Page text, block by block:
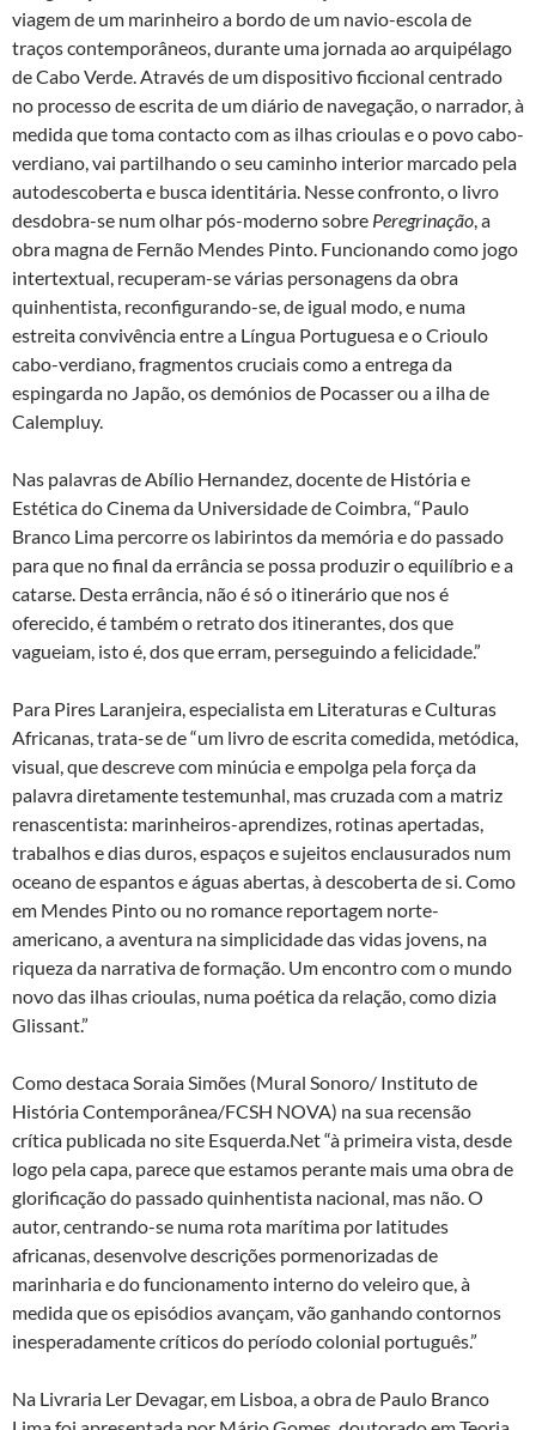
viagem de um marinheiro a bordo de um navio-escola de
traços contemporâneos, durante uma jornada ao arquipélago
de Cabo Verde. Através de um dispositivo ficcional centrado
no processo de escrita de um diário de navegação, o narrador, à
medida que toma contacto com as ilhas crioulas e o povo cabo-
verdiano, vai partilhando o seu caminho interior marcado pela
autodescoberta e busca identitária. Nesse confronto, o livro
desdobra-se num olhar pós-moderno sobre Peregrinação, a
obra magna de Fernão Mendes Pinto. Funcionando como jogo
intertextual, recuperam-se várias personagens da obra
quinhentista, reconfigurando-se, de igual modo, e numa
estreita convivência entre a Língua Portuguesa e o Crioulo
cabo-verdiano, fragmentos cruciais como a entrega da
espingarda no Japão, os demónios de Pocasser ou a ilha de
Calempluy.
Nas palavras de Abílio Hernandez, docente de História e
Estética do Cinema da Universidade de Coimbra, “Paulo
Branco Lima percorre os labirintos da memória e do passado
para que no final da errância se possa produzir o equilíbrio e a
catarse. Desta errância, não é só o itinerário que nos é
oferecido, é também o retrato dos itinerantes, dos que
vagueiam, isto é, dos que erram, perseguindo a felicidade.”
Para Pires Laranjeira, especialista em Literaturas e Culturas
Africanas, trata-se de “um livro de escrita comedida, metódica,
visual, que descreve com minúcia e empolga pela força da
palavra diretamente testemunhal, mas cruzada com a matriz
renascentista: marinheiros-aprendizes, rotinas apertadas,
trabalhos e dias duros, espaços e sujeitos enclausurados num
oceano de espantos e águas abertas, à descoberta de si. Como
em Mendes Pinto ou no romance reportagem norte-
americano, a aventura na simplicidade das vidas jovens, na
riqueza da narrativa de formação. Um encontro com o mundo
novo das ilhas crioulas, numa poética da relação, como dizia
Glissant.”
Como destaca Soraia Simões (Mural Sonoro/ Instituto de
História Contemporânea/FCSH NOVA) na sua recensão
crítica publicada no site Esquerda.Net “à primeira vista, desde
logo pela capa, parece que estamos perante mais uma obra de
glorificação do passado quinhentista nacional, mas não. O
autor, centrando-se numa rota marítima por latitudes
africanas, desenvolve descrições pormenorizadas de
marinharia e do funcionamento interno do veleiro que, à
medida que os episódios avançam, vão ganhando contornos
inesperadamente críticos do período colonial português.”
Na Livraria Ler Devagar, em Lisboa, a obra de Paulo Branco